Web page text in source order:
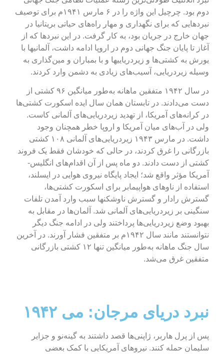
دوم بود.
چرچیل این واژه را در ۶ مارس ۱۹۴۱م برای توصیف
نبردهایی که برای نگهداری و مهار راه‌های حیاتی بریتانیا در
جهان خارج در جریان بود، به کار گرفت. در این نبردها که از
آغاز تا پایان جنگ جهانی دوم در اروپا ادامه داشت، آلمانیها با
یورش به کشتی‌ها و زیردریاییها و با بمباران و مینگذاری به
وسیله زیردریایی، آسیب‌های زیادی به دشمن وارد کردند.
در سال ۱۹۴۲ متفقین ماهانه به‌طور میانگین ۹۶ کشتی از
دست می‌دادند. در تابستان همان سال ایده اسکورت کشتی‌ها
در کرانه‌های آمریکا، از تهدید زیردریایی‌های آلمانی کاست.
ولی در آب‌های میان آمریکا و اروپا خطر همچنان وجود
داشت. در مارس ۱۹۴۳ زیردریایی‌های آلمانی ۱۰۸ کشتی
بازرگانی را غرق کردند، در حالی که خودشان فقط یک فروند
کشتی از دست دادند. دو ماه پس از آن اقدام‌های انگلیس-
آمریکا مؤثر واقع شد؛ ایجاد پایگاه نیروی هوایی در ایسلند،
استفاده از ناوهای هواپیمابر برای اسکورت کشتی‌ها،
گسترش رادار و گسترش ناوشکنها سبب وارد آمدن تلفات
سنگینی بر زیردریایی‌های آلمانی شد. آلمان‌ها در مقابل به
بهبود وضع زیردریایی‌ها پرداختند ولی در ادامه جنگ دیگر
نتوانستند مانند سال ۱۹۴۲م بر متفقین فشار آورند. در آخرین
سال جنگ ماهانه به‌طور میانگین تنها ۱۲ کشتی بازرگانی
متفقین غرق می‌شد.
نبرد دریای مرجان: می ۱۹۴۲
پس از پرل هاربر، ژاپنی‌ها قصد داشتند به گینه‌نو و جزایر
سلیمان حمله کنند. نیروهای آمریکایی با کمک بعضی